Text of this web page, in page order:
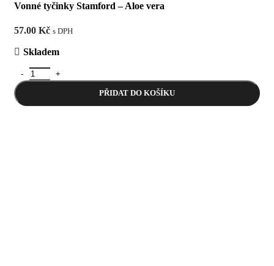
Vonné tyčinky Stamford – Aloe vera
57.00 Kč s DPH
Skladem
Vonné tyčinky Stamford - Aloe vera množství
PŘIDAT DO KOŠÍKU